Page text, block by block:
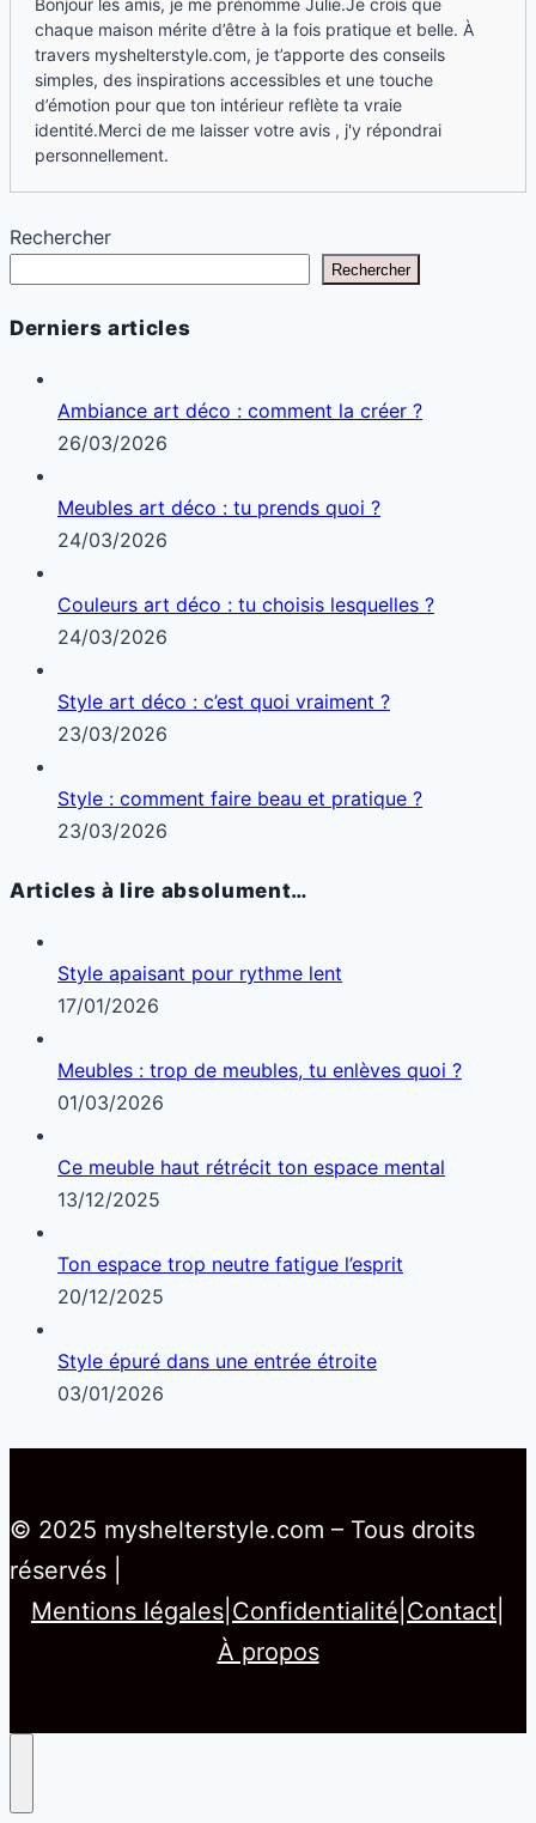
Bonjour les amis, je me prénomme Julie.Je crois que
chaque maison mérite d’être à la fois pratique et belle. À
travers myshelterstyle.com, je t’apporte des conseils
simples, des inspirations accessibles et une touche
d’émotion pour que ton intérieur reflète ta vraie
identité.Merci de me laisser votre avis , j'y répondrai
personnellement.
Rechercher
Rechercher
Derniers articles
Ambiance art déco : comment la créer ?
26/03/2026
Meubles art déco : tu prends quoi ?
24/03/2026
Couleurs art déco : tu choisis lesquelles ?
24/03/2026
Style art déco : c’est quoi vraiment ?
23/03/2026
Style : comment faire beau et pratique ?
23/03/2026
Articles à lire absolument…
Style apaisant pour rythme lent
17/01/2026
Meubles : trop de meubles, tu enlèves quoi ?
01/03/2026
Ce meuble haut rétrécit ton espace mental
13/12/2025
Ton espace trop neutre fatigue l’esprit
20/12/2025
Style épuré dans une entrée étroite
03/01/2026
© 2025 myshelterstyle.com – Tous droits
réservés |
Mentions légales Confidentialité Contact
À propos